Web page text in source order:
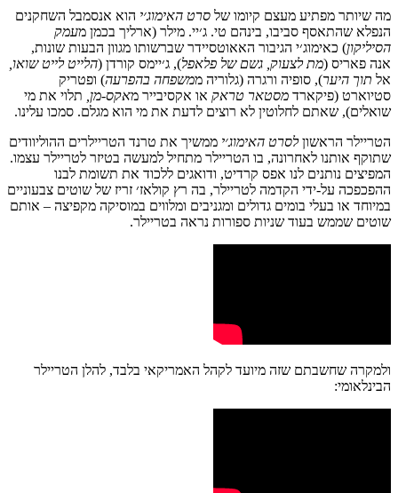
מה שיותר מפתיע מעצם קיומו של סרט האימוג׳י הוא אנסמבל השחקנים
הנפלא שהתאסף סביבו, בינהם טי. ג׳יי. מילר (ארליך בכמן מעמק
הסיליקון) כאימוג׳י הגיבור האאוטסיידר שברשותו מגוון הבעות שונות,
אנה פאריס (מת לצעוק, גשם של פלאפל), ג׳יימס קורדן (הלייט לייט שואו,
אל תוך היער), סופיה ורגרה (גלוריה ממשפחה בהפרעה) ופטריק
סטיוארט (פיקארד מסטאר טראק או אקסיבייר מאקס-מן, תלוי את מי
שואלים), שאתם לחלוטין לא רוצים לדעת את מי הוא מגלם. סמכו עלינו.
הטריילר הראשוןלסרט האימוג׳י ממשיך את טרנד הטריילרים ההוליוודים
שתוקף אותנו לאחרונה, בו הטריילר מתחיל למעשה בטיזר לטריילר עצמו.
המפיצים נותנים לנו אפס קרדיט, ודואגים ללכוד את תשומת לבנו
ההפכפכה על-ידי הקדמה לטריילר, בה רץ קולאז׳ זריז של שוטים צבעוניים
במיוחד או בעלי בומים גדולים ומגניבים ומלווים במוסיקה מקפיצה – אותם
שוטים שממש בעוד שניות ספורות נראה בטריילר.
ולמקרה שחשבתם שזה מיועד לקהל האמריקאי בלבד, להלן הטריילר
הבינלאומי: